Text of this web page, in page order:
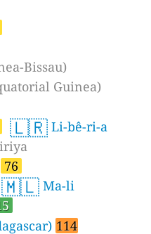
Bissau)
Guinea)
🇱🇷 Li-bê-ri-a
76
🇲🇱 Ma-li
114